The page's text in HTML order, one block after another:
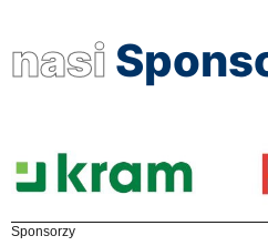
nasi
Sponsorzy